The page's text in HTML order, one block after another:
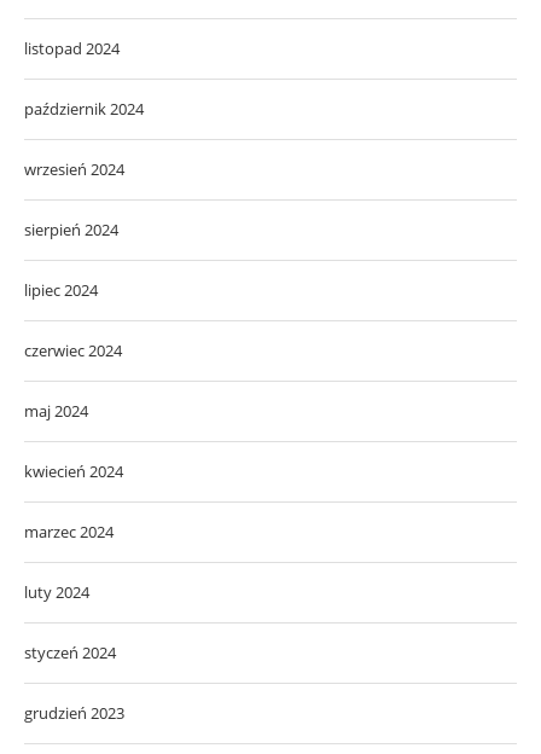
listopad 2024
październik 2024
wrzesień 2024
sierpień 2024
lipiec 2024
czerwiec 2024
maj 2024
kwiecień 2024
marzec 2024
luty 2024
styczeń 2024
grudzień 2023